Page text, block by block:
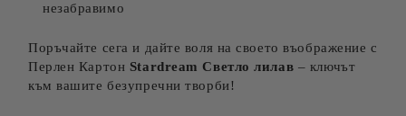
незабравимо
Поръчайте сега и дайте воля на своето въображение с
Перлен Картон Stardream Светло лилав – ключът
към вашите безупречни творби!